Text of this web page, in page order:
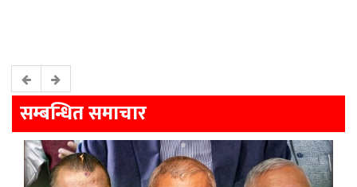
सम्बन्धित समाचार